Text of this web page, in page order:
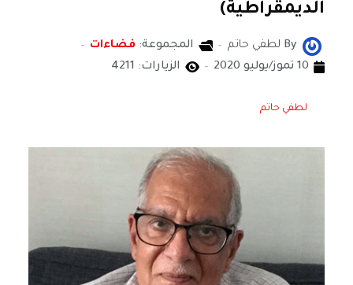
الديمقراطية)
By لطفي حاتم المجموعة: فضاءات
10 تموز/يوليو 2020
الزيارات: 4211
لطفي حاتم